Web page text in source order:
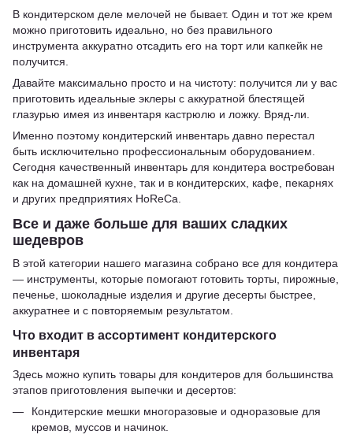
В кондитерском деле мелочей не бывает. Один и тот же крем
можно приготовить идеально, но без правильного
инструмента аккуратно отсадить его на торт или капкейк не
получится.
Давайте максимально просто и на чистоту: получится ли у вас
приготовить идеальные эклеры с аккуратной блестящей
глазурью имея из инвентаря кастрюлю и ложку. Вряд-ли.
Именно поэтому кондитерский инвентарь давно перестал
быть исключительно профессиональным оборудованием.
Сегодня качественный инвентарь для кондитера востребован
как на домашней кухне, так и в кондитерских, кафе, пекарнях
и других предприятиях HoReCa.
Все и даже больше для ваших сладких
шедевров
В этой категории нашего магазина собрано все для кондитера
— инструменты, которые помогают готовить торты, пирожные,
печенье, шоколадные изделия и другие десерты быстрее,
аккуратнее и с повторяемым результатом.
Что входит в ассортимент кондитерского
инвентаря
Здесь можно купить товары для кондитеров для большинства
этапов приготовления выпечки и десертов:
Кондитерские мешки многоразовые и одноразовые для
кремов, муссов и начинок.